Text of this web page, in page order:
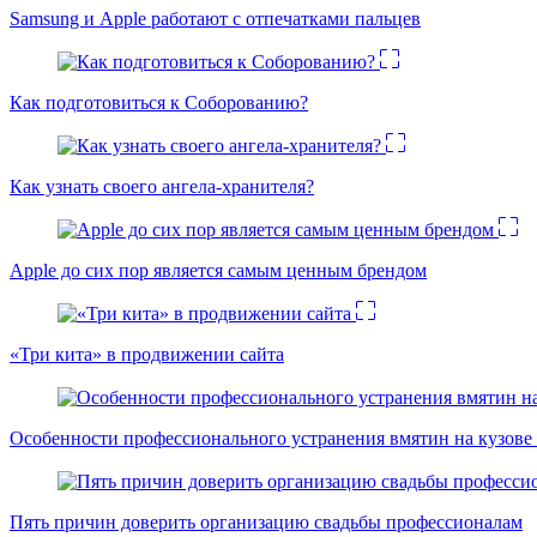
Samsung и Apple работают с отпечатками пальцев
Как подготовиться к Соборованию?
Как узнать своего ангела-хранителя?
Apple до сих пор является самым ценным брендом
«Три кита» в продвижении сайта
Особенности профессионального устранения вмятин на кузове
Пять причин доверить организацию свадьбы профессионалам